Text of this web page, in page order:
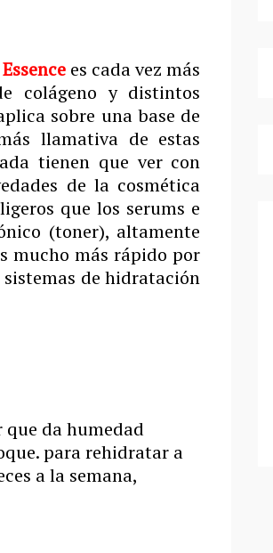
es cada vez más
colágeno y distintos
sobre una base de
llamativa de estas
tienen que ver con
de la cosmética
que los serums e
(toner), altamente
mucho más rápido por
de hidratación
da humedad
para rehidratar a
a la semana,